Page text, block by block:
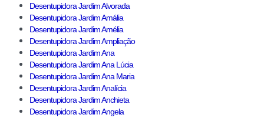
Desentupidora Jardim Alvorada
Desentupidora Jardim Amália
Desentupidora Jardim Amélia
Desentupidora Jardim Ampliação
Desentupidora Jardim Ana
Desentupidora Jardim Ana Lúcia
Desentupidora Jardim Ana Maria
Desentupidora Jardim Analícia
Desentupidora Jardim Anchieta
Desentupidora Jardim Angela